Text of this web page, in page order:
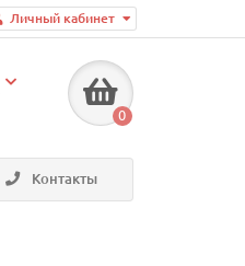
Личный кабинет
0
Контакты